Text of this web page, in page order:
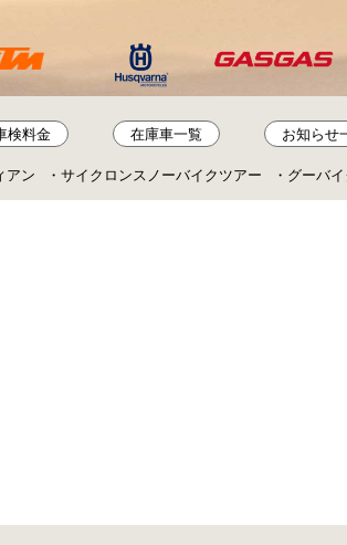
検料金 在庫車一覧 お知らせ
アン サイクロンスノーバイクツアー グーバイ